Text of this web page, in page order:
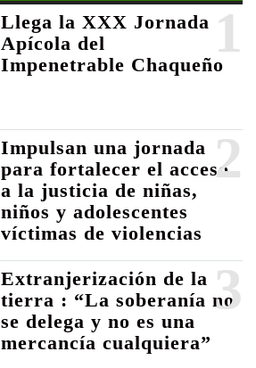
1
Llega la XXX Jornada
Apícola del
Impenetrable Chaqueño
2
Impulsan una jornada
para fortalecer el acceso
a la justicia de niñas,
niños y adolescentes
víctimas de violencias
3
Extranjerización de la
tierra : “La soberanía no
se delega y no es una
mercancía cualquiera”